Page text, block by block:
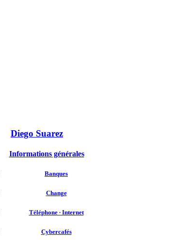
Diego Suarez
Informations générales
Banques
Change
Téléphone ∙ Internet
Cybercafés